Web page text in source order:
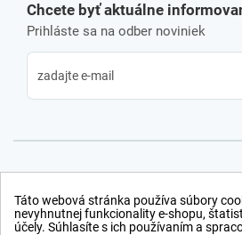
Chcete byť aktuálne
Prihláste sa na odber noviniek
Táto webová stránka používa súbory
nevyhnutnej funkcionality e-shopu,
účely. Súhlasíte s ich používaním a